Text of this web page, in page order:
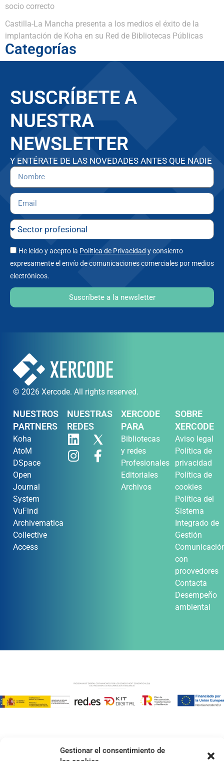
Gestionar el consentimiento de
socio correcto
Castilla-La Mancha presenta a los medios el éxito de la
implantación de Koha en su Red de Bibliotecas Públicas
Categorías
SUSCRÍBETE A
NUESTRA
NEWSLETTER
Y ENTÉRATE DE LAS NOVEDADES ANTES QUE NADIE
He leído y acepto la Política de Privacidad y consiento
expresamente el envío de comunicaciones comerciales por medios
electrónicos.
Suscríbete a la newsletter
© 2026 Xercode. All rights reserved.
NUESTROS
PARTNERS
Koha
AtoM
DSpace
Open
Journal
System
VuFind
Archivematica
Collective
Access
NUESTRAS
REDES
XERCODE
PARA
Bibliotecas
y redes
Profesionales
Editoriales
Archivos
SOBRE
XERCODE
Aviso legal
Política de
privacidad
Política de
cookies
Política del
Sistema
Integrado de
Gestión
con
proovedores
Contacta
Desempeño
ambiental